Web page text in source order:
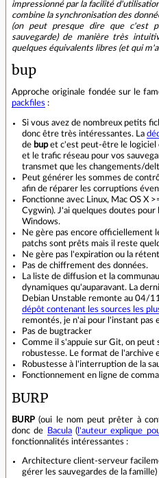
impressionné par la facilité
combine la synchronisation des
(on peut presque dire que c'est
sauvegarde) de manière très
quelques équivalents libres (et qui
bup
Approche originale fondée sur le
packfiles :
Si vous avez de nombreux petits
donc être très intéressantes. La
de bupet c'est peut-être le logiciel
et le trafic réseau pour vos
transmet que les changements/
Peut générer les sommes de
afin de réparer les corruptions
Fonctionne avec Linux, Mac OS X
Cygwin). J'ai quelques doutes
Windows.
Ne gère pas encore officiellement
patchs sont prêts mais il reste
Ne gère pas l'expiration ou la
Pas de chiffrement des données.
La liste de diffusion et la
dynamiques qu'auparavant. La
Debian Unstable remonte au 04/
dépôt contenant les sources les
remontés, je n'ai pour l'instant pas
Pas de bugtracker
Comme il s'appuie sur Git, on peut
robustesse. Le format de l'archive
Robustesse à l'interruption de la
Fonctionnement en ligne de
BURP
BURP (oui le nom peut prêter à
donc de
Bacula( l'auteur explique
fonctionnalités intéressantes :
Architecture client-serveur
gérer les sauvegardes de la famille)